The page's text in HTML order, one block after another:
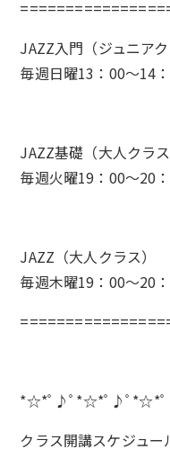
JAZZ入門（ジュニア
毎週日曜13：00～14
JAZZ基礎（大人クラス
毎週火曜19：00～20
JAZZ（大人クラス）
毎週木曜19：00～20
*☆*ﾟ♪ﾟ*☆*ﾟ♪ﾟ*☆*
クラス開講スケジュー